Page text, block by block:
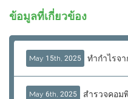
ข้อมูลที่เกี่ยวข้อง
May 15th, 2025
May 6th, 2025